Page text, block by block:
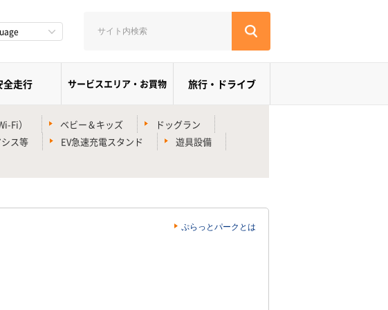
全走行 サービスエリア・お買物 旅行・ドライブ
Fi） ベビー＆キッズ
ドッグラン
ス等 EV急速充電スタンド
遊具設備
ぷらっとパークとは